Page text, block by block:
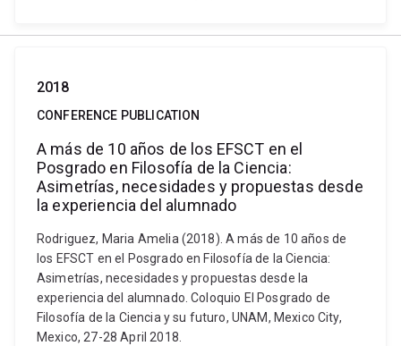
2018
CONFERENCE PUBLICATION
A más de 10 años de los EFSCT en el
Posgrado en Filosofía de la Ciencia:
Asimetrías, necesidades y propuestas desde
la experiencia del alumnado
Rodriguez, Maria Amelia (2018). A más de 10 años de
los EFSCT en el Posgrado en Filosofía de la Ciencia:
Asimetrías, necesidades y propuestas desde la
experiencia del alumnado. Coloquio El Posgrado de
Filosofía de la Ciencia y su futuro, UNAM, Mexico City,
Mexico, 27-28 April 2018.